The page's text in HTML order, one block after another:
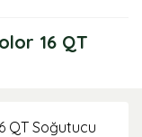
16 QT